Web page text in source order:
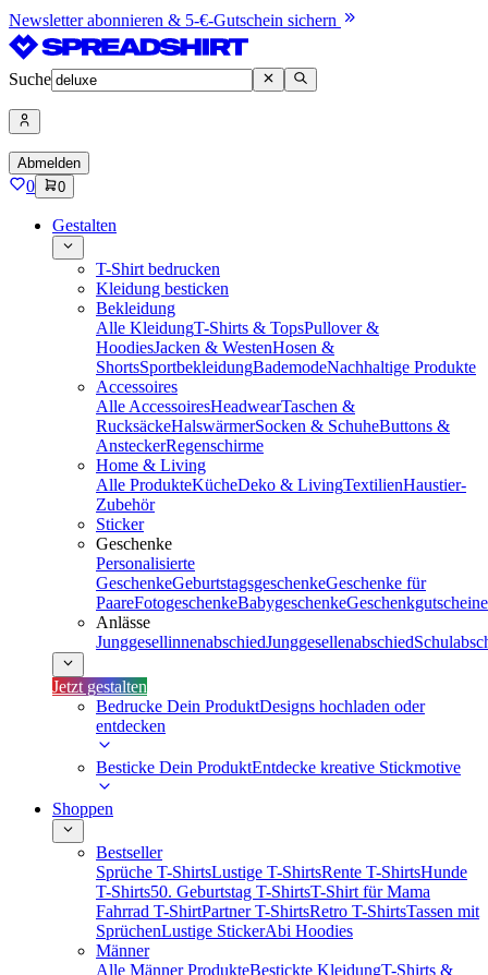
Newsletter abonnieren & 5-€-Gutschein sichern
Suche
Abmelden
0 0
Gestalten
T-Shirt bedrucken
Kleidung besticken
Bekleidung
Alle KleidungT-Shirts & TopsPullover &
HoodiesJacken & WestenHosen &
ShortsSportbekleidungBademodeNachhaltige Produkte
Accessoires
Alle AccessoiresHeadwearTaschen &
RucksäckeHalswärmerSocken & SchuheButtons &
AnsteckerRegenschirme
Home & Living
Alle ProdukteKücheDeko & LivingTextilienHaustier-
Zubehör
Sticker
Geschenke
Personalisierte
GeschenkeGeburtstagsgeschenkeGeschenke für
PaareFotogeschenkeBabygeschenkeGeschenkgutscheine
Anlässe
JunggesellinnenabschiedJunggesellenabschied
Jetzt gestalten
Bedrucke Dein ProduktDesigns hochladen oder
entdecken
Besticke Dein ProduktEntdecke kreative Stickmotive
Shoppen
Bestseller
Sprüche T-ShirtsLustige T-ShirtsRente T-ShirtsHunde
T-Shirts50. Geburtstag T-ShirtsT-Shirt für Mama
Fahrrad T-ShirtPartner T-ShirtsRetro T-ShirtsTassen mit
SprüchenLustige StickerAbi Hoodies
Männer
Alle Männer ProdukteBestickte KleidungT-Shirts &